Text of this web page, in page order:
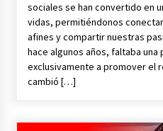
Viajar en moto
3 años atrás
sociales se han convertido en
vidas, permitiéndonos
afines y compartir nuestras
hace algunos años, faltaba
exclusivamente a promover el
cambió […]